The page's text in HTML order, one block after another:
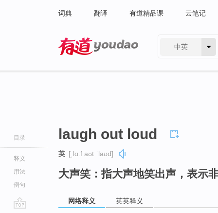
词典 翻译 有道精品课 云笔记
中英
目录
释义
用法
例句
laugh out loud
英 [ˌlɑːf aʊt ˈlaʊd]
大声笑：指大声地笑出声，表示
网络释义 英英释义